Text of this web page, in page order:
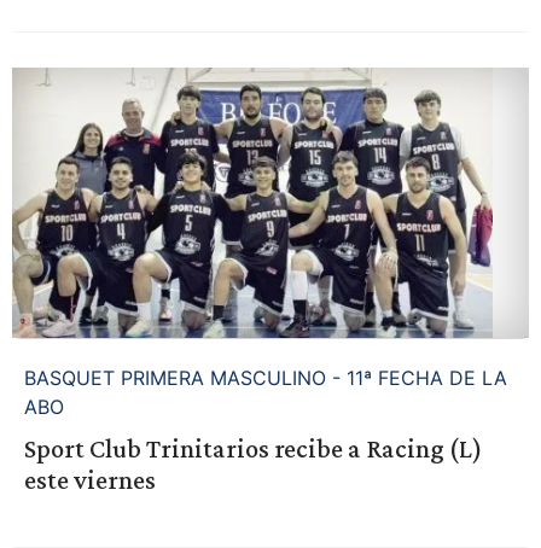
BASQUET PRIMERA MASCULINO - 11ª FECHA DE LA
ABO
Sport Club Trinitarios recibe a Racing (L)
este viernes